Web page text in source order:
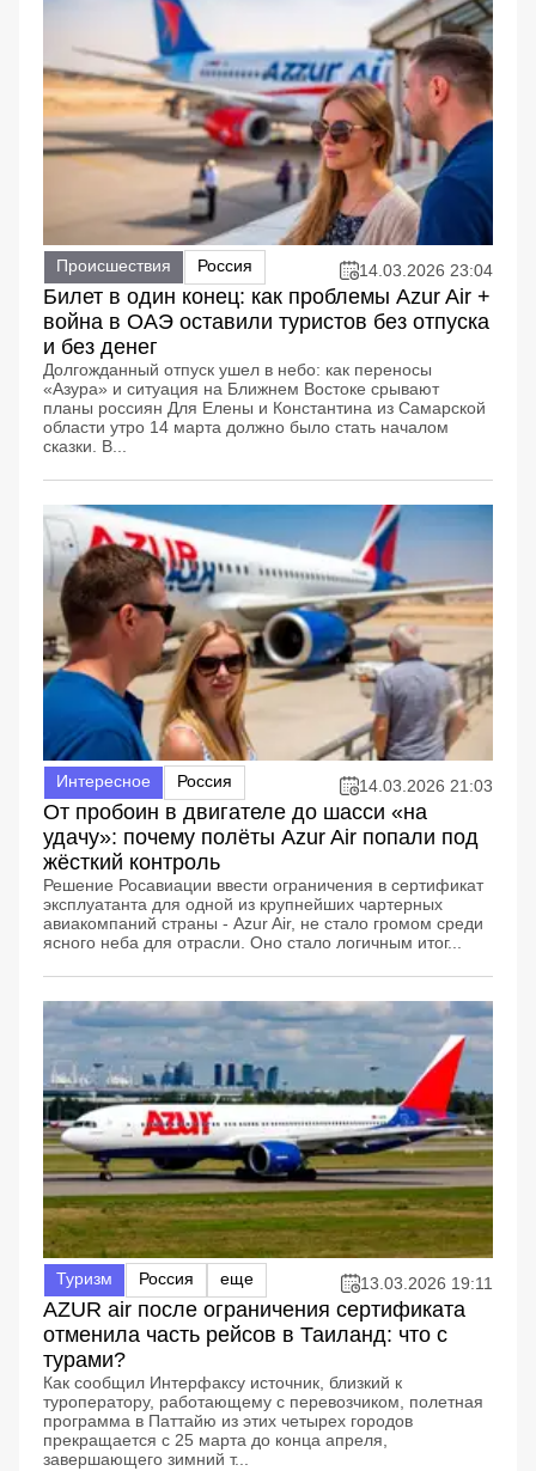
Происшествия Россия 14.03.2026 23:04
Билет в один конец: как проблемы Azur Air +
война в ОАЭ оставили туристов без отпуска
и без денег
Долгожданный отпуск ушел в небо: как переносы
«Азура» и ситуация на Ближнем Востоке срывают
планы россиян Для Елены и Константина из Самарской
области утро 14 марта должно было стать началом
сказки. В...
Интересное Россия 14.03.2026 21:03
От пробоин в двигателе до шасси «на
удачу»: почему полёты Azur Air попали под
жёсткий контроль
Решение Росавиации ввести ограничения в сертификат
эксплуатанта для одной из крупнейших чартерных
авиакомпаний страны - Azur Air, не стало громом среди
ясного неба для отрасли. Оно стало логичным итог...
Туризм Россия еще 13.03.2026 19:11
AZUR air после ограничения сертификата
отменила часть рейсов в Таиланд: что с
турами?
Как сообщил Интерфаксу источник, близкий к
туроператору, работающему с перевозчиком, полетная
программа в Паттайю из этих четырех городов
прекращается с 25 марта до конца апреля,
завершающего зимний т...